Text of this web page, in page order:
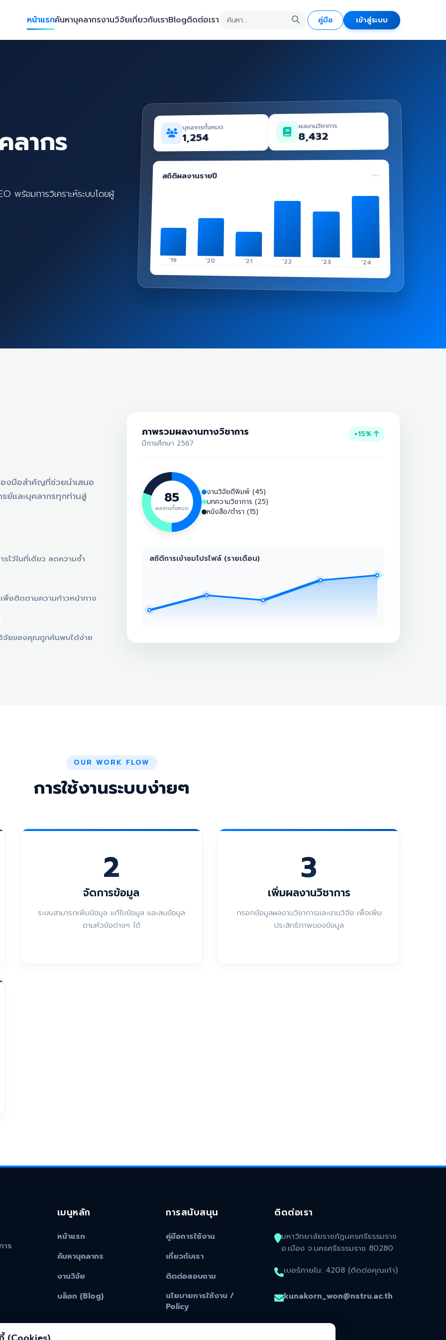
หน้าแรกค้นหาบุคลากรงานวิจัยเกี่ยวกับเราBlogติดต่อเรา คู่มือ เข้าสู่ระบบ
ลากร
พร้อมการวิเคราะห์ระบบโดยผู้
บุคลากรทั้งหมด
1,254
ผลงานวิชาการ
8,432
สถิติผลงานรายปี
'19 '20 '21 '22 '23 '24
องมือสำคัญที่ช่วยนำเสนอ
ย์และบุคลากรทุกท่านสู่
ไว้ในที่เดียว ลดความซ้ำ
พื่อติดตามความก้าวหน้าทาง
จัยของคุณถูกค้นพบได้ง่าย
ภาพรวมผลงานทางวิชาการ
ปีการศึกษา 2567
+15%
85
ผลงานทั้งหมด
งานวิจัยตีพิมพ์ (45)
บทความวิชาการ (25)
หนังสือ/ตำรา (15)
สถิติการเข้าชมโปรไฟล์ (รายเดือน)
OUR WORK FLOW
การใช้งานระบบง่ายๆ
2
จัดการข้อมูล
ระบบสามารถเพิ่มข้อมูล แก้ไขข้อมูล และลบข้อมูล
ตามหัวข้อต่างๆ ได้
3
เพิ่มผลงานวิชาการ
กรอกข้อมูลผลงานวิชาการและงานวิจัย เพื่อเพิ่ม
ประสิทธิภาพของข้อมูล
าร
เมนูหลัก
หน้าแรก
ค้นหาบุคลากร
งานวิจัย
บล็อก (Blog)
การสนับสนุน
คู่มือการใช้งาน
เกี่ยวกับเรา
ติดต่อสอบถาม
นโยบายการใช้งาน /
Policy
ติดต่อเรา
มหาวิทยาลัยราชภัฏนครศรีธรรมราช
อ.เมือง จ.นครศรีธรรมราช 80280
เบอร์ภายใน: 4208 (ติดต่อคุณเก้า)
kunakorn_won@nstru.ac.th